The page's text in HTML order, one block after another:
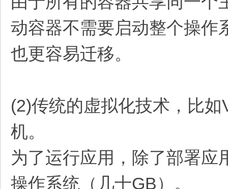
动容器不需要启动整个操作
也更容易迁移。
(2)传统的虚拟化技术，比
机。
为了运行应用，除了部署应
操作系统（几十GB）。